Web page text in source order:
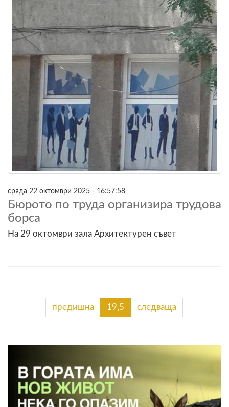
сряда 22 октомври 2025 - 16:57:58
Бюрото по труда организира трудова
борса
На 29 октомври зала Архитектурен съвет
предишна 19,5 следваща